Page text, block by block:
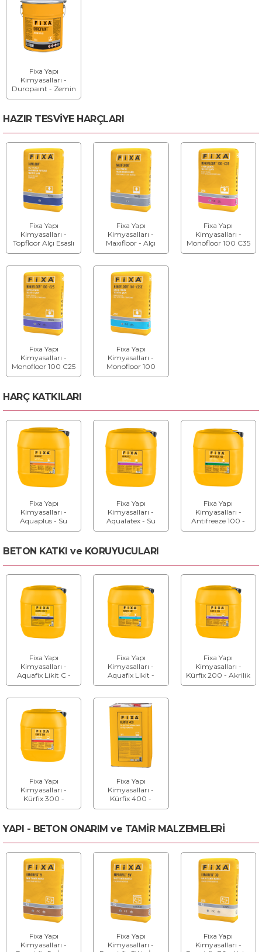
Fixa Yapı
Kimyasalları -
Duropaınt - Zemin
Boyası
HAZIR TESVİYE HARÇLARI
Fixa Yapı
Kimyasalları -
Topfloor Alçı Esaslı
Kendinden Yayılan
Mm)
Fixa Yapı
Kimyasalları -
Maxıfloor - Alçı
Esaslı Hazır Zemin
Fixa Yapı
Kimyasalları -
Monofloor 100 C35
- Hazır Zemin
Fixa Yapı
Kimyasalları -
Monofloor 100 C25
- Hazır Zemin
Mm)
Fixa Yapı
Kimyasalları -
Monofloor 100
C25E - Hazır
HARÇ KATKILARI
Fixa Yapı
Kimyasalları -
Aquaplus - Su
Geçirimsiz Harç Ve
Fixa Yapı
Kimyasalları -
Aqualatex - Su
Geçirimsiz Ve
Harç Ve Şap Katkısı
Fixa Yapı
Kimyasalları -
Antıfreeze 100 -
Donmaya Karşı
BETON KATKI ve KORUYUCULARI
Fixa Yapı
Kimyasalları -
Aquafix Likit C -
Konsantre
Beton Katkısı
Fixa Yapı
Kimyasalları -
Aquafix Likit -
Kristalize Kapiler
Beton Katkısı
Fixa Yapı
Kimyasalları -
Kürfix 200 - Akrilik
Esaslı, Su Bazlı Kür
Fixa Yapı
Kimyasalları -
Kürfix 300 -
Solvent Esaslı Kür
Fixa Yapı
Kimyasalları -
Kürfix 400 -
Solvent Esaslı Kür
Yüzey Koruyucu
YAPI - BETON ONARIM ve TAMİR MALZEMELERİ
Fixa Yapı
Kimyasalları -
Fixa Yapı
Kimyasalları -
Fixa Yapı
Kimyasalları -